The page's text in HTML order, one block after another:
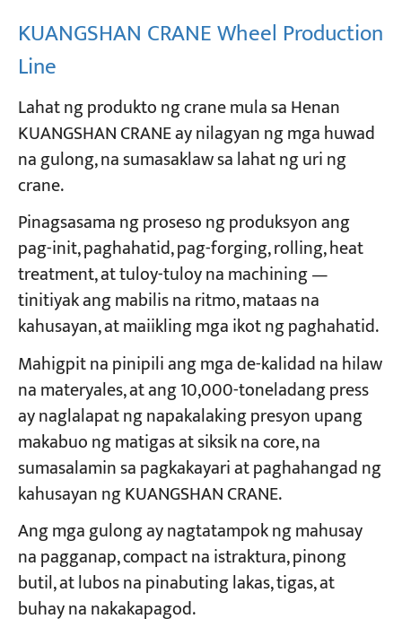
KUANGSHAN CRANE Wheel Production
Line
Lahat ng produkto ng crane mula sa Henan
KUANGSHAN CRANE ay nilagyan ng mga huwad
na gulong, na sumasaklaw sa lahat ng uri ng
crane.
Pinagsasama ng proseso ng produksyon ang
pag-init, paghahatid, pag-forging, rolling, heat
treatment, at tuloy-tuloy na machining —
tinitiyak ang mabilis na ritmo, mataas na
kahusayan, at maiikling mga ikot ng paghahatid.
Mahigpit na pinipili ang mga de-kalidad na hilaw
na materyales, at ang 10,000-toneladang press
ay naglalapat ng napakalaking presyon upang
makabuo ng matigas at siksik na core, na
sumasalamin sa pagkakayari at paghahangad ng
kahusayan ng KUANGSHAN CRANE.
Ang mga gulong ay nagtatampok ng mahusay
na pagganap, compact na istraktura, pinong
butil, at lubos na pinabuting lakas, tigas, at
buhay na nakakapagod.